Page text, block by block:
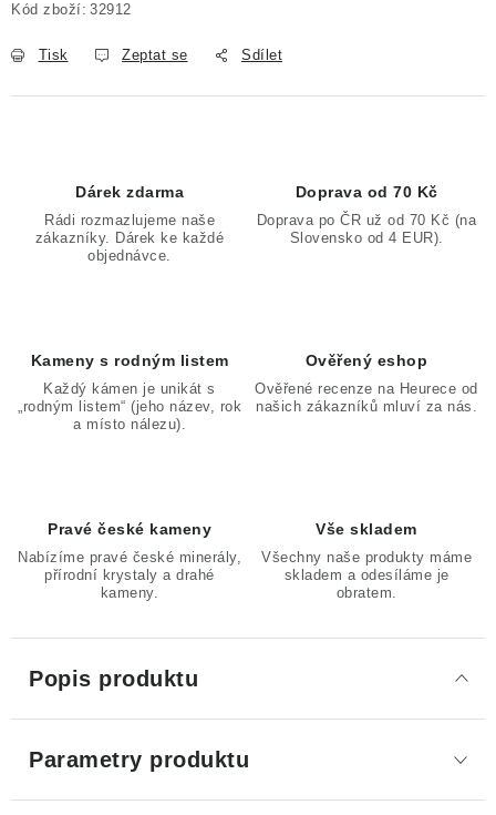
Kód zboží: 32912
Tisk Zeptat se Sdílet
Dárek zdarma
Rádi rozmazlujeme naše
zákazníky. Dárek ke každé
objednávce.
Doprava od 70 Kč
Doprava po ČR už od 70 Kč (na
Slovensko od 4 EUR).
Kameny s rodným listem
Každý kámen je unikát s
„rodným listem“ (jeho název, rok
a místo nálezu).
Ověřený eshop
Ověřené recenze na Heurece od
našich zákazníků mluví za nás.
Pravé české kameny
Nabízíme pravé české minerály,
přírodní krystaly a drahé
kameny.
Vše skladem
Všechny naše produkty máme
skladem a odesíláme je
obratem.
Popis produktu
Parametry produktu